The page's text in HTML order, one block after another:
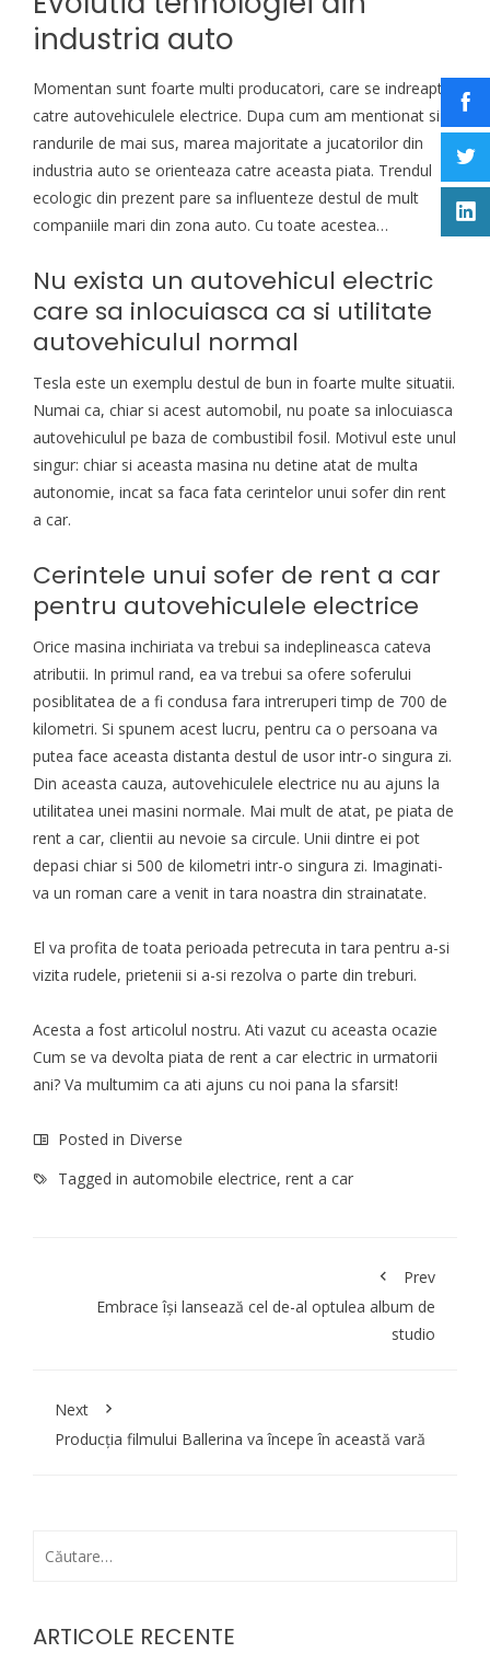
industria auto
Momentan sunt foarte multi producatori, care se indreapta
catre autovehiculele electrice. Dupa cum am mentionat si in
randurile de mai sus, marea majoritate a jucatorilor din
industria auto se orienteaza catre aceasta piata. Trendul
ecologic din prezent pare sa influenteze destul de mult
companiile mari din zona auto. Cu toate acestea…
Nu exista un autovehicul electric
care sa inlocuiasca ca si utilitate
autovehiculul normal
Tesla este un exemplu destul de bun in foarte multe situatii.
Numai ca, chiar si acest automobil, nu poate sa inlocuiasca
autovehiculul pe baza de combustibil fosil. Motivul este unul
singur: chiar si aceasta masina nu detine atat de multa
autonomie, incat sa faca fata cerintelor unui sofer din rent
a car.
Cerintele unui sofer de rent a car
pentru autovehiculele electrice
Orice masina inchiriata va trebui sa indeplineasca cateva
atributii. In primul rand, ea va trebui sa ofere soferului
posiblitatea de a fi condusa fara intreruperi timp de 700 de
kilometri. Si spunem acest lucru, pentru ca o persoana va
putea face aceasta distanta destul de usor intr-o singura zi.
Din aceasta cauza, autovehiculele electrice nu au ajuns la
utilitatea unei masini normale. Mai mult de atat, pe piata de
rent a car, clientii au nevoie sa circule. Unii dintre ei pot
depasi chiar si 500 de kilometri intr-o singura zi. Imaginati-
va un roman care a venit in tara noastra din strainatate.
El va profita de toata perioada petrecuta in tara pentru a-si
vizita rudele, prietenii si a-si rezolva o parte din treburi.
Acesta a fost articolul nostru. Ati vazut cu aceasta ocazie
Cum se va devolta piata de rent a car electric in urmatorii
ani? Va multumim ca ati ajuns cu noi pana la sfarsit!
Posted in Diverse
Tagged in automobile electrice, rent a car
Prev
Embrace își lansează cel de-al optulea album de
studio
Next
Producția filmului Ballerina va începe în această vară
ARTICOLE RECENTE